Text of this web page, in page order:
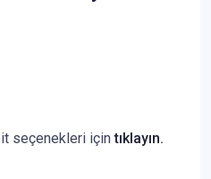
seçenekleri içintıklayın.